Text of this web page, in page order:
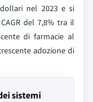
nel 2023 e si
del 7,8% tra il
di farmacie al
adozione di
sistemi